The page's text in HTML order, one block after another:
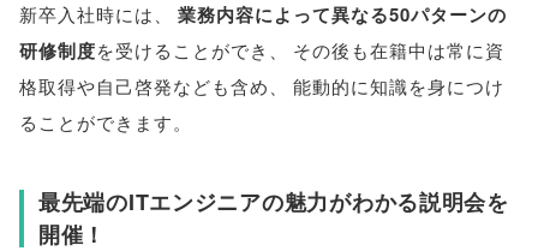
新卒入社時には、
業務内容によって異なる50パターンの
研修制度を受けることができ 、
その後も在籍中は常に資
格取得や自己啓発なども含め、
能動的に知識を身につけ
ることができます。
最先端のITエンジニアの魅力がわかる説明会を
開催！